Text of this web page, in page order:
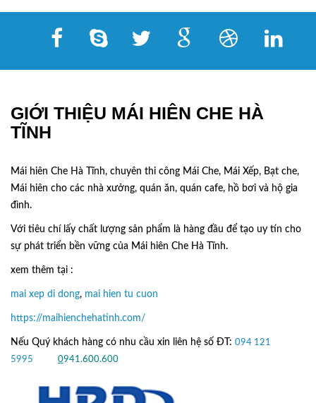
GIỚI THIỆU MÁI HIÊN CHE HÀ
TĨNH
Mái hiên Che Hà Tĩnh, chuyên thi công Mái Che, Mái Xếp, Bạt che,
Mái hiên cho các nhà xưởng, quán ăn, quán cafe, hồ bơi và hộ gia
đình.
Với tiêu chí lấy chất lượng sản phẩm là hàng đầu để tạo uy tín cho
sự phát triển bền vững của Mái hiên Che Hà Tĩnh.
xem thêm tại :
mai xep di dong, mai hien tu cuon
https://maihienchehatinh.com/
Nếu Quý khách hàng có nhu cầu xin liên hệ số ĐT: 094 121
5995
0941.600.600